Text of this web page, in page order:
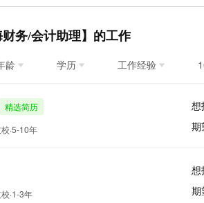
务/会计助理】的工作
龄 学历 工作经验
精选简历
校·5-10年
想
期
·1-3年
想
期